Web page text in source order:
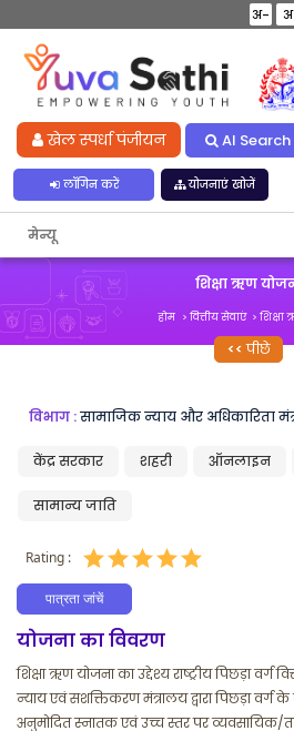
अ- अ
खेल स्पर्धा पंजीयन AI Search
लॉगिन करें योजनाएं खोजें
मेन्यू
शिक्षा ऋण
होम वित्तीय सेवाएं शिक्षा
पीछे
विभाग :सामाजिक न्याय और अधिकारिता
केंद्र सरकार शहरी ऑनलाइन
सामान्य जाति
Rating :
पात्रता जांचें
योजना का विवरण
शिक्षा ऋण योजना का उद्देश्य राष्ट्रीय पिछड़ा वर्ग
न्याय एवं सशक्तिकरण मंत्रालय द्वारा पिछड़ा वर्ग के
अनुमोदित स्नातक एवं उच्च स्तर पर व्यवसायिक/